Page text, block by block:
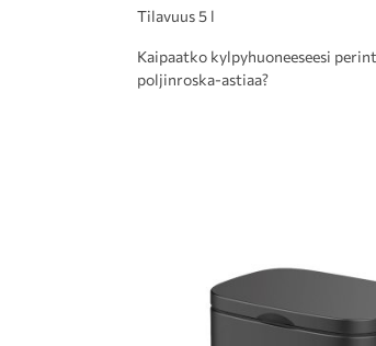
Tilavuus 5 l
Kaipaatko kylpyhuoneeseesi
poljinroska-astiaa?